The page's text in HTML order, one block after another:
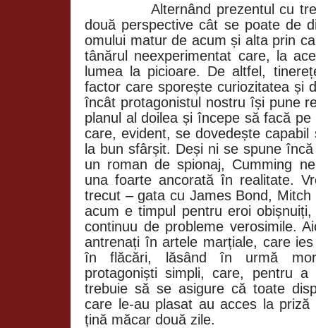
Alternând prezentul cu
două perspective cât se poate de
omului matur de acum și alta prin
tânărul neexperimentat care, la
lumea la picioare. De altfel,
factor care sporește curiozitatea și
încât protagonistul nostru își pune
planul al doilea și începe să facă
care, evident, se dovedește
la bun sfârșit. Deși ni se spune
un roman de spionaj, Cumming
una foarte ancorată în realitate.
trecut – gata cu James Bond,
acum e timpul pentru eroi
continuu de probleme verosimile.
antrenați în artele marțiale, care
în flăcări, lăsând în urmă
protagoniști simpli, care, pentru
trebuie să se asigure că toate
care le-au plasat au acces la
țină măcar două zile.